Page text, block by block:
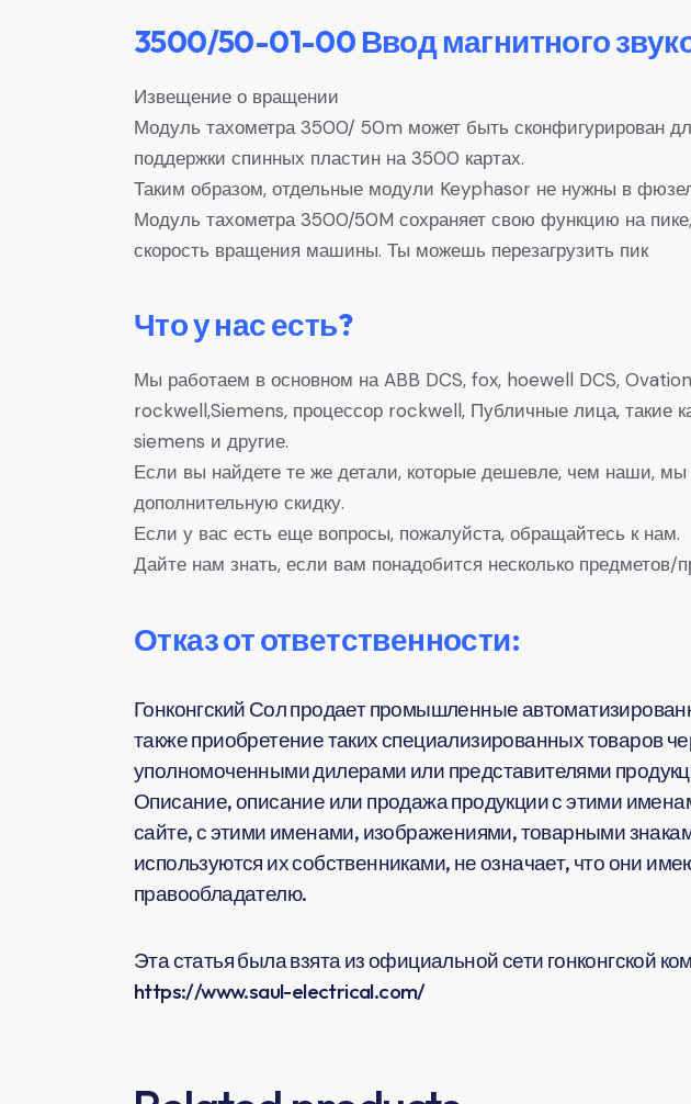
3500/50-01-00 Ввод магнитного
Извещение о вращении
Модуль тахометра 3500/ 50m может быть сконфигурирован
поддержки спинных пластин на 3500 картах.
Таким образом, отдельные модули Keyphasor не нужны в
Модуль тахометра 3500/50M сохраняет свою функцию на
скорость вращения машины. Ты можешь перезагрузить пик
Что у нас есть?
Мы работаем в основном на ABB DCS, fox, hoewell DCS,
rockwell,Siemens, процессор rockwell, Публичные лица, такие
siemens и другие.
Если вы найдете те же детали, которые дешевле, чем наши,
дополнительную скидку.
Если у вас есть еще вопросы, пожалуйста, обращайтесь к нам.
Дайте нам знать, если вам понадобится несколько
Отказ от ответственности:
Гонконгский Сол продает промышленные
также приобретение таких специализированных товаров
уполномоченными дилерами или представителями
Описание, описание или продажа продукции с этими
сайте, с этими именами, изображениями, товарными
используются их собственниками, не означает, что они
правообладателю.
Эта статья была взята из официальной сети гонконгской
https://www.saul-electrical.com/